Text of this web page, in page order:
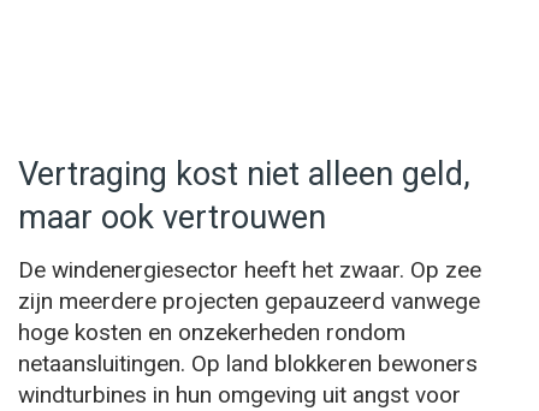
Vertraging kost niet alleen geld,
maar ook vertrouwen
De windenergiesector heeft het zwaar. Op zee
zijn meerdere projecten gepauzeerd vanwege
hoge kosten en onzekerheden rondom
netaansluitingen. Op land blokkeren bewoners
windturbines in hun omgeving uit angst voor